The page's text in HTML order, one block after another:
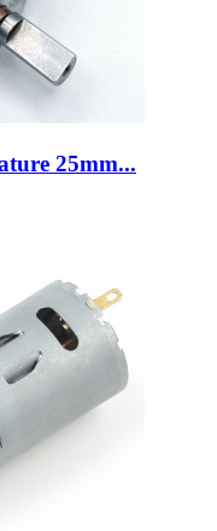
25mm...